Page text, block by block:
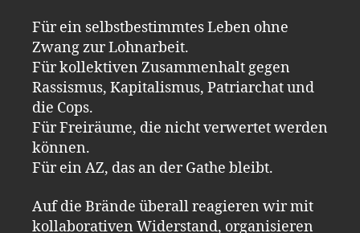
Für ein selbstbestimmtes Leben ohne
Zwang zur Lohnarbeit.
Für kollektiven Zusammenhalt gegen
Rassismus, Kapitalismus, Patriarchat und
die Cops.
Für Freiräume, die nicht verwertet werden
können.
Für ein AZ, das an der Gathe bleibt.
Auf die Brände überall reagieren wir mit
kollaborativen Widerstand, organisieren